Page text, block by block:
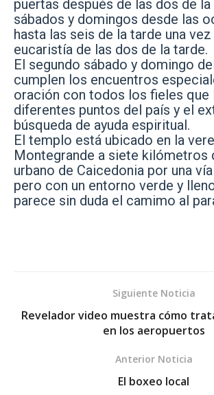
puertas después de las dos de
sábados y domingos desde las
hasta las seis de la tarde una
eucaristía de las dos de la tarde.
El segundo sábado y domingo
cumplen los encuentros
oración con todos los fieles que
diferentes puntos del país y el
búsqueda de ayuda espiritual.
El templo está ubicado en la
Montegrande a siete kilómetros
urbano de Caicedonia por una
pero con un entorno verde y
parece sin duda el camimo al
Siguiente Noticia
Revelador video muestra cómo
en los aeropuertos
Anterior Noticia
El boxeo local